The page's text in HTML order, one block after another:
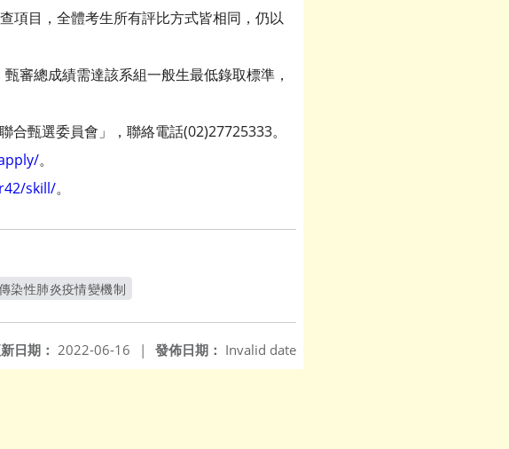
項目，全體考生所有評比方式皆相同，仍以
審總成績需達該系組一般生最低錄取標準，
甄選委員會」，聯絡電話(02)27725333。
。
skill/。
染性肺炎疫情變機制
發佈日期： Invalid date
日期： 2022-06-16 |